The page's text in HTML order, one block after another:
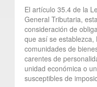
El artículo 35.4 de la
General Tributaria,
consideración de
que así se establezca,
comunidades de
carentes de
unidad económica o
susceptibles de